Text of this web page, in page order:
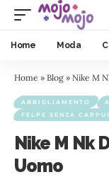
Home Moda
Home » Blog » Nike M
ABBIGLIAMENTO
FELPE SENZA
Nike M Nk
Uomo